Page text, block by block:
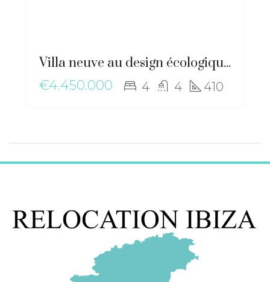
Villa neuve au design écologique et au charme méditerranéen, proche de Santa Gertrudis – ma-2506
€4.450.000
4 4 410